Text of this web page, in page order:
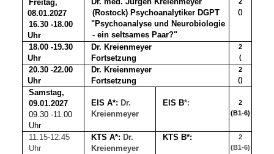
Freitag,
08.01.2027
16.30 -18.00
Uhr
(Rostock) Psychoanalytiker DGPT
"Psychoanalyse und Neurobiologie
- ein seltsames Paar?"
()
18.00 -19.30
Uhr
Dr. Kreienmeyer
Fortsetzung
2
(
20.30 -22.00
Uhr
Dr. Kreienmeyer
Fortsetzung
2
()
Samstag,
09.01.2027
09.30 -11.00
Uhr
EIS A*: Dr.
Kreienmeyer
EIS B*:
2
(B1-6)
11.15-12.45
Uhr
KTS A*: Dr.
Kreienmeyer
KTS B*:
2
(B1-6)